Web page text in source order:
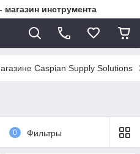
инструмента
Caspian Supply Solutions
0 Фильтры